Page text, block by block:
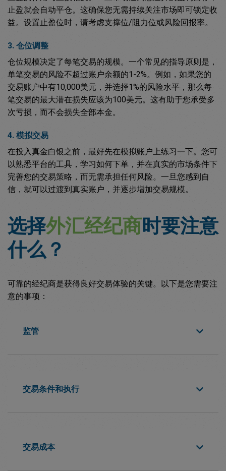
止盈就会自动平仓。这确保您无需持续关注市场即可锁定收
益。设置止盈位时，请考虑支撑位/阻力位或风险回报率。
3. 仓位调整
仓位规模决定了每笔交易的规模。一个常见的指导原则是，
单笔交易的风险不超过账户余额的1-2%。例如，如果您的
交易账户中有10,000美元，并选择1%的风险水平，那么每
笔交易的最大潜在损失应该为100美元。这有助于您承受多
次亏损，而不会损失全部本金。
4. 模拟交易
在投入真金白银之前，最好先在模拟账户上练习一下。您可
以熟悉平台的工具，学习如何下单，并在真实的市场条件下
完善您的交易策略，而无需承担任何风险。一旦您感到自
信，就可以过渡到真实账户，并逐步增加交易规模。
选择外汇经纪商时要注意
什么？
可靠的经纪商是获得良好交易体验的关键。以下是您需要注
意的事项：
监管
交易条件和执行
交易成本